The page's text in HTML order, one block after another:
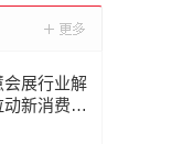
会展行业解
新消费、